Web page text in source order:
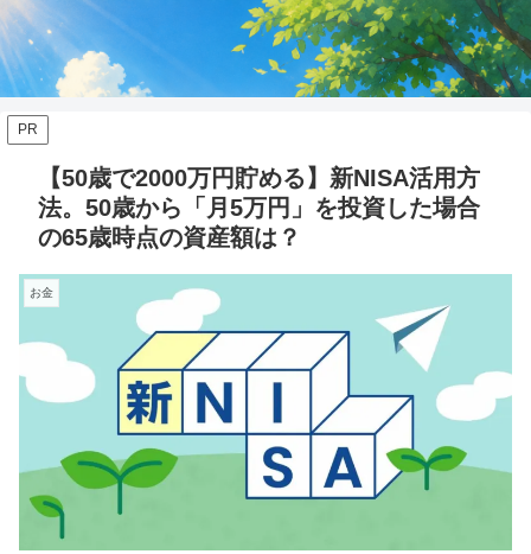
PR
【50歳で2000万円貯める】新NISA活用方
法。50歳から「月5万円」を投資した場合
の65歳時点の資産額は？
お金